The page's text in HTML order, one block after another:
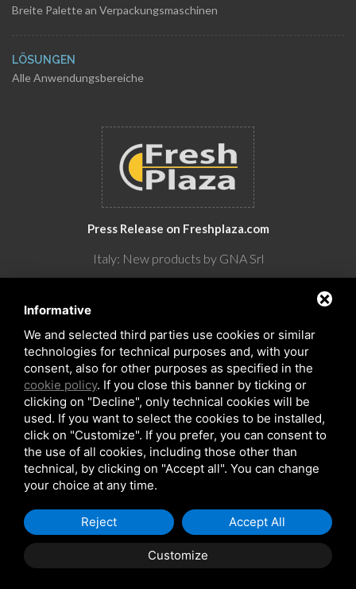
Breite Palette an Verpackungsmaschinen
LÖSUNGEN
Alle Anwendungsbereiche
Press Release on Freshplaza.com
Italy: New products by GNA Srl
Copyrights © 2026 All Rights Reserved by GNA Srl
Sitemap /Privacy Policy/ Rna trasparenza aiuti
Informative
We and selected third parties use cookies or similar
technologies for technical purposes and, with your
consent, also for other purposes as specified in the
cookie policy. If you close this banner by ticking or
clicking on "Decline", only technical cookies will be
used. If you want to select the cookies to be installed,
click on "Customize". If you prefer, you can consent to
the use of all cookies, including those other than
technical, by clicking on "Accept all". You can change
your choice at any time.
Customize
Reject Accept All